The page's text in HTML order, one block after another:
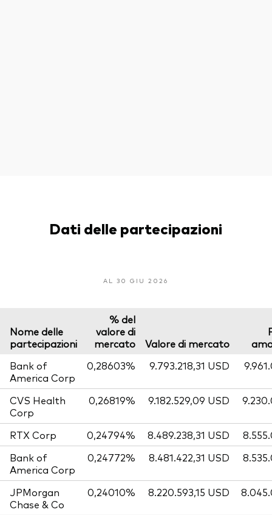
Dati delle partecipazioni
AL 30 GIU 2026
Nome delle
partecipazioni
% del
valore di
mercato
Valore di mercato
Bank of
America Corp
0,28603% 9.793.218,31 USD
CVS Health
Corp
0,26819% 9.182.529,09 USD
RTX Corp 0,24794% 8.489.238,31 USD
Bank of
America Corp
0,24772% 8.481.422,31 USD
JPMorgan
Chase & Co
0,24010% 8.220.593,15 USD